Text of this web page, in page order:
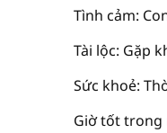
Tình cảm:
Tài lộc: Gặp
Sức khoẻ:
Giờ tốt trong